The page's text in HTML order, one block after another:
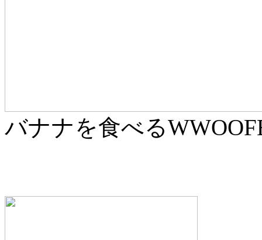
バナナを食べる